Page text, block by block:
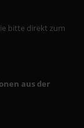
bitte direkt zum
aus der